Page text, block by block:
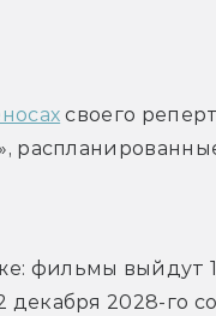
своего
фильмы выйдут
декабря 2028-го